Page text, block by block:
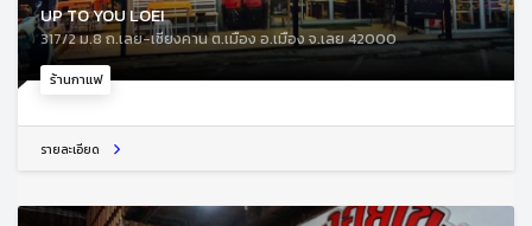
ร้านกาแฟ
UP TO YOU LOEI
317/2 ม.8 ถ.เลย-เชียงคาน ต.เมือง อ.เมือง จ.เลย 42000
รายละเอียด